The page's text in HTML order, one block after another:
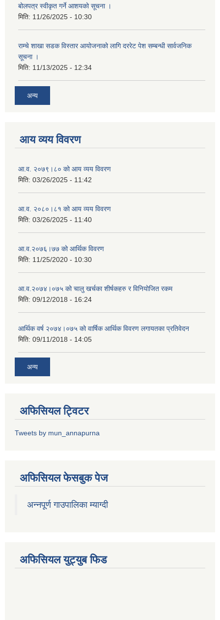
बोलपत्र स्वीकृत गर्ने आशयको सूचना ।
मिति: 11/26/2025 - 10:30
राम्चे शाखा सडक विस्तार आयोजनाको लागि दररेट पेश सम्बन्धी सार्वजनिक
सूचना ।
मिति: 11/13/2025 - 12:34
अन्य
आय व्यय विवरण
आ.व. २०७९।८० को आय व्यय विवरण
मिति: 03/26/2025 - 11:42
आ.व. २०८०।८१ को आय व्यय विवरण
मिति: 03/26/2025 - 11:40
आ.व.२०७६।७७ को आर्थिक विवरण
मिति: 11/25/2020 - 10:30
आ.व.२०७४।०७५ को चालु खर्चका शीर्षकहरु र विनियोजित रकम
मिति: 09/12/2018 - 16:24
आर्थिक वर्ष २०७४।०७५ को वार्षिक आर्थिक विवरण लगायतका प्रतिवेदन
मिति: 09/11/2018 - 14:05
अन्य
अफिसियल ट्विटर
Tweets by mun_annapurna
अफिसियल फेसबुक पेज
अन्नपूर्ण गाउपालिका म्याग्दी
अफिसियल युट्युब फिड